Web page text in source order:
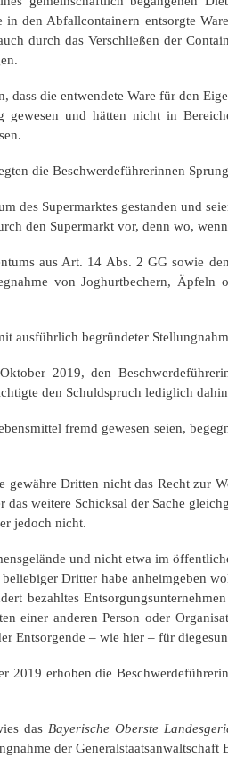
den Abfallcontainern entsorgte
durch das Verschließen der
die entwendete Ware für den
gewesen und hätten nicht in
die Beschwerdeführerinnen
Supermarktes gestanden und
den Supermarkt vor, denn wo,
aus Art. 14 Abs. 2 GG sowie
von Joghurtbechern,
ausführlich begründeter
2019, den
den Schuldspruch lediglich
fremd gewesen seien,
Dritten nicht das Recht zur
das weitere Schicksal der Sache
jedoch nicht.
und nicht etwa im
Dritter habe anheimgeben
bezahltes
einer anderen Person oder
Entsorgende – wie hier – für
erhoben die
das Bayerische Oberste
der Generalstaatsanwaltschaft